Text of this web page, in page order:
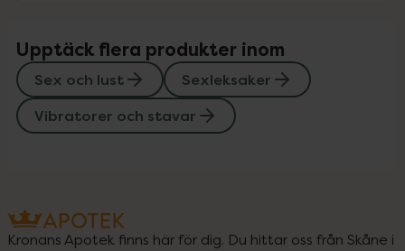
Upptäck flera produkter inom
Sex och lust
Sexleksaker
Vibratorer och stavar
Kronans Apotek finns här för dig. Du hittar oss från Skåne i